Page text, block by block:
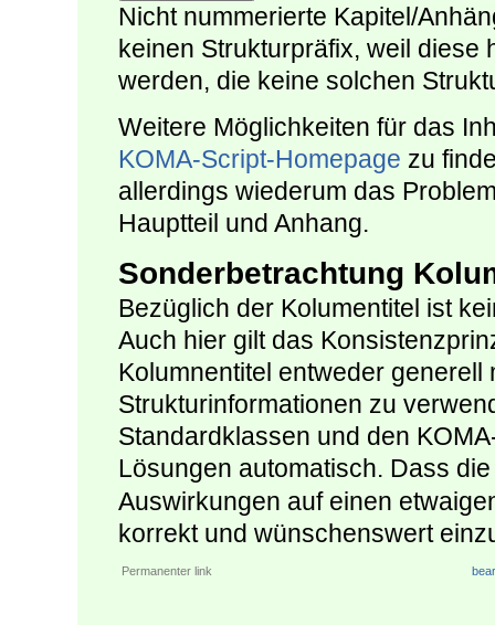
Nicht nummerierte Kapitel/
keinen Strukturpräfix, weil diese
werden, die keine solchen
Weitere Möglichkeiten für das
KOMA-Script-Homepage zu
allerdings wiederum das
Hauptteil und Anhang.
Sonderbetrachtung
Bezüglich der Kolumentitel ist
Auch hier gilt das
Kolumnentitel entweder generell
Strukturinformationen zu
Standardklassen und den
Lösungen automatisch. Dass
Auswirkungen auf einen
korrekt und wünschenswert
Permanenter link